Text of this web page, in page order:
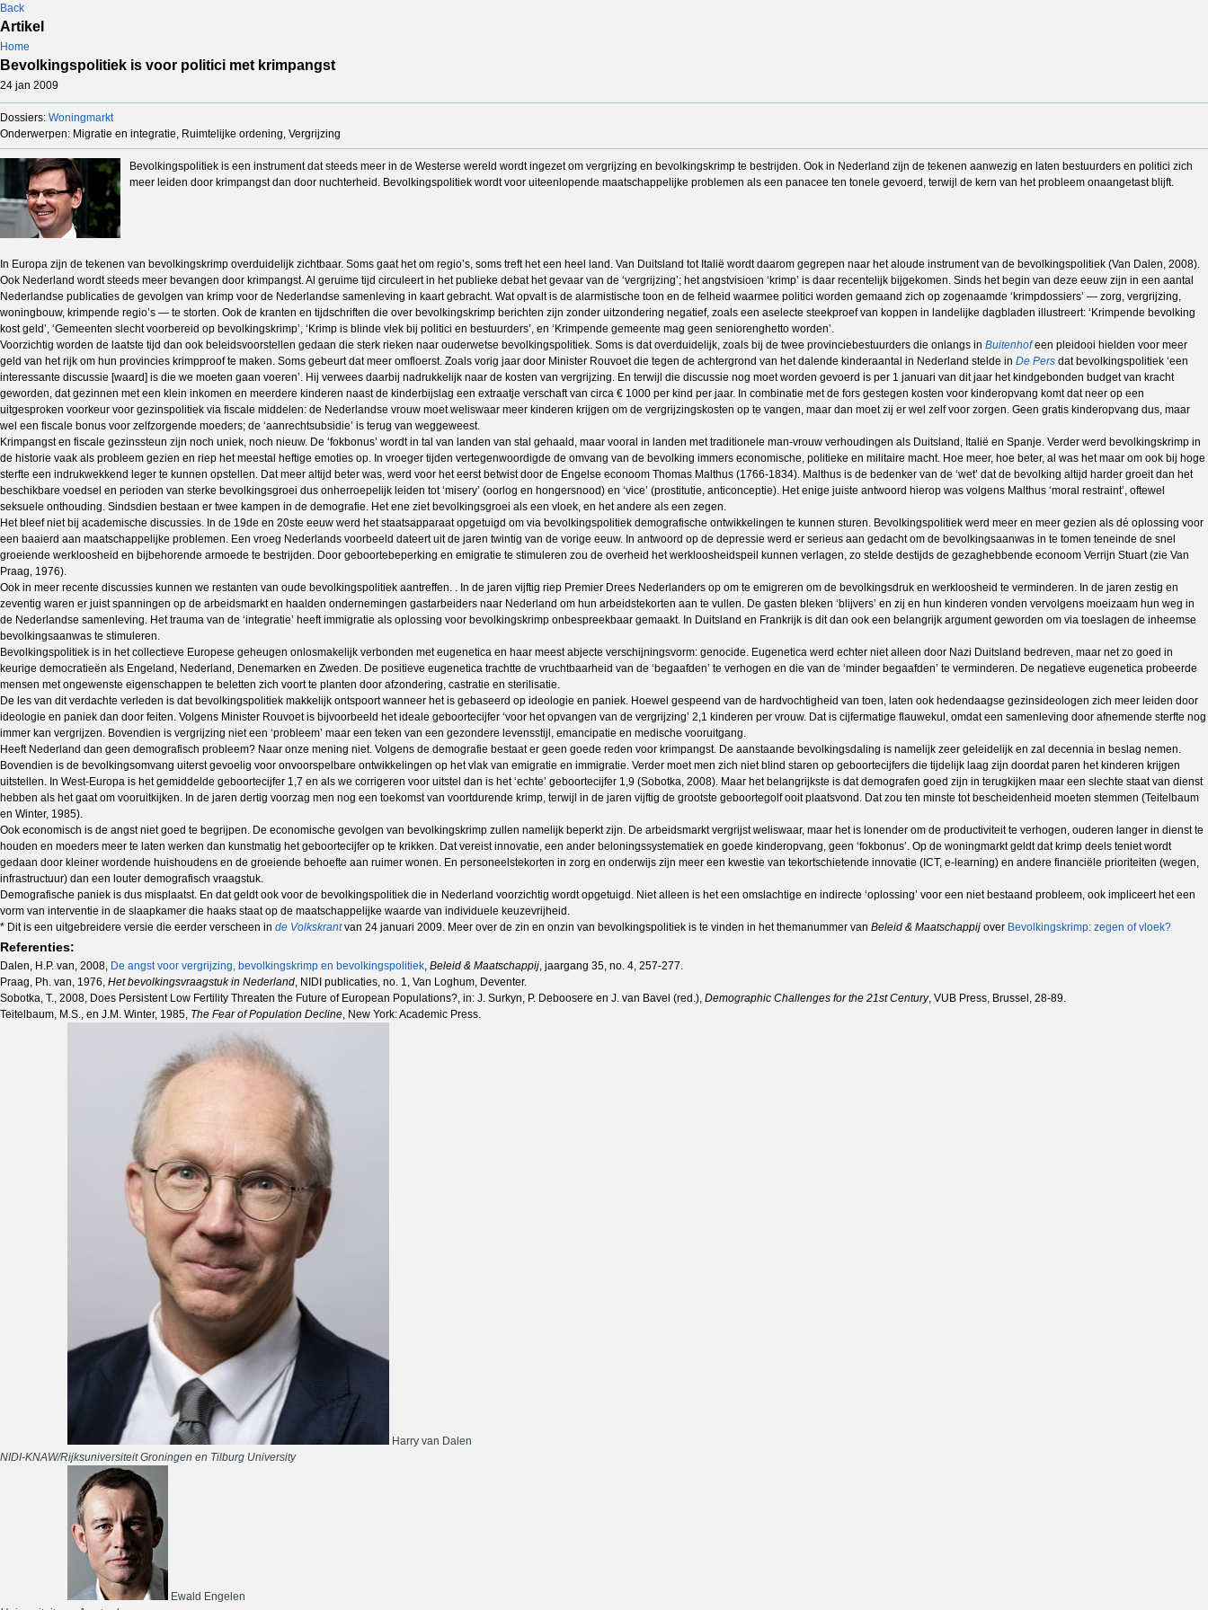
Back
Artikel
Home
Bevolkingspolitiek is voor politici met krimpangst
24 jan 2009
Dossiers: Woningmarkt
Onderwerpen: Migratie en integratie, Ruimtelijke ordening, Vergrijzing
Bevolkingspolitiek is een instrument dat steeds meer in de Westerse wereld wordt ingezet om vergrijzing en bevolkingskrimp te bestrijden. Ook in Nederland zijn de tekenen aanwezig en laten bestuurders en politici zich
meer leiden door krimpangst dan door nuchterheid. Bevolkingspolitiek wordt voor uiteenlopende maatschappelijke problemen als een panacee ten tonele gevoerd, terwijl de kern van het probleem onaangetast blijft.
In Europa zijn de tekenen van bevolkingskrimp overduidelijk zichtbaar. Soms gaat het om regio’s, soms treft het een heel land. Van Duitsland tot Italië wordt daarom gegrepen naar het aloude instrument van de bevolkingspolitiek (Van Dalen, 2008).
Ook Nederland wordt steeds meer bevangen door krimpangst. Al geruime tijd circuleert in het publieke debat het gevaar van de ‘vergrijzing’; het angstvisioen ‘krimp’ is daar recentelijk bijgekomen. Sinds het begin van deze eeuw zijn in een aantal
Nederlandse publicaties de gevolgen van krimp voor de Nederlandse samenleving in kaart gebracht. Wat opvalt is de alarmistische toon en de felheid waarmee politici worden gemaand zich op zogenaamde ‘krimpdossiers’ — zorg, vergrijzing,
woningbouw, krimpende regio’s — te storten. Ook de kranten en tijdschriften die over bevolkingskrimp berichten zijn zonder uitzondering negatief, zoals een aselecte steekproef van koppen in landelijke dagbladen illustreert: ‘Krimpende bevolking
kost geld’, ‘Gemeenten slecht voorbereid op bevolkingskrimp’, ‘Krimp is blinde vlek bij politici en bestuurders’, en ‘Krimpende gemeente mag geen seniorenghetto worden’.
Voorzichtig worden de laatste tijd dan ook beleidsvoorstellen gedaan die sterk rieken naar ouderwetse bevolkingspolitiek. Soms is dat overduidelijk, zoals bij de twee provinciebestuurders die onlangs in Buitenhofeen pleidooi hielden voor meer
geld van het rijk om hun provincies krimpproof te maken. Soms gebeurt dat meer omfloerst. Zoals vorig jaar door Minister Rouvoet die tegen de achtergrond van het dalende kinderaantal in Nederland stelde in De Pers dat bevolkingspolitiek ‘een
interessante discussie [waard] is die we moeten gaan voeren’. Hij verwees daarbij nadrukkelijk naar de kosten van vergrijzing. En terwijl die discussie nog moet worden gevoerd is per 1 januari van dit jaar het kindgebonden budget van kracht
geworden, dat gezinnen met een klein inkomen en meerdere kinderen naast de kinderbijslag een extraatje verschaft van circa € 1000 per kind per jaar. In combinatie met de fors gestegen kosten voor kinderopvang komt dat neer op een
uitgesproken voorkeur voor gezinspolitiek via fiscale middelen: de Nederlandse vrouw moet weliswaar meer kinderen krijgen om de vergrijzingskosten op te vangen, maar dan moet zij er wel zelf voor zorgen. Geen gratis kinderopvang dus, maar
wel een fiscale bonus voor zelfzorgende moeders; de ‘aanrechtsubsidie’ is terug van weggeweest.
Krimpangst en fiscale gezinssteun zijn noch uniek, noch nieuw. De ‘fokbonus’ wordt in tal van landen van stal gehaald, maar vooral in landen met traditionele man-vrouw verhoudingen als Duitsland, Italië en Spanje. Verder werd bevolkingskrimp in
de historie vaak als probleem gezien en riep het meestal heftige emoties op. In vroeger tijden vertegenwoordigde de omvang van de bevolking immers economische, politieke en militaire macht. Hoe meer, hoe beter, al was het maar om ook bij hoge
sterfte een indrukwekkend leger te kunnen opstellen. Dat meer altijd beter was, werd voor het eerst betwist door de Engelse econoom Thomas Malthus (1766-1834). Malthus is de bedenker van de ‘wet’ dat de bevolking altijd harder groeit dan het
beschikbare voedsel en perioden van sterke bevolkingsgroei dus onherroepelijk leiden tot ‘misery’ (oorlog en hongersnood) en ‘vice’ (prostitutie, anticonceptie). Het enige juiste antwoord hierop was volgens Malthus ‘moral restraint’, oftewel
seksuele onthouding. Sindsdien bestaan er twee kampen in de demografie. Het ene ziet bevolkingsgroei als een vloek, en het andere als een zegen.
Het bleef niet bij academische discussies. In de 19de en 20ste eeuw werd het staatsapparaat opgetuigd om via bevolkingspolitiek demografische ontwikkelingen te kunnen sturen. Bevolkingspolitiek werd meer en meer gezien als dé oplossing voor
een baaierd aan maatschappelijke problemen. Een vroeg Nederlands voorbeeld dateert uit de jaren twintig van de vorige eeuw. In antwoord op de depressie werd er serieus aan gedacht om de bevolkingsaanwas in te tomen teneinde de snel
groeiende werkloosheid en bijbehorende armoede te bestrijden. Door geboortebeperking en emigratie te stimuleren zou de overheid het werkloosheidspeil kunnen verlagen, zo stelde destijds de gezaghebbende econoom Verrijn Stuart (zie Van
Praag, 1976).
Ook in meer recente discussies kunnen we restanten van oude bevolkingspolitiek aantreffen. . In de jaren vijftig riep Premier Drees Nederlanders op om te emigreren om de bevolkingsdruk en werkloosheid te verminderen. In de jaren zestig en
zeventig waren er juist spanningen op de arbeidsmarkt en haalden ondernemingen gastarbeiders naar Nederland om hun arbeidstekorten aan te vullen. De gasten bleken ‘blijvers’ en zij en hun kinderen vonden vervolgens moeizaam hun weg in
de Nederlandse samenleving. Het trauma van de ‘integratie’ heeft immigratie als oplossing voor bevolkingskrimp onbespreekbaar gemaakt. In Duitsland en Frankrijk is dit dan ook een belangrijk argument geworden om via toeslagen de inheemse
bevolkingsaanwas te stimuleren.
Bevolkingspolitiek is in het collectieve Europese geheugen onlosmakelijk verbonden met eugenetica en haar meest abjecte verschijningsvorm: genocide. Eugenetica werd echter niet alleen door Nazi Duitsland bedreven, maar net zo goed in
keurige democratieën als Engeland, Nederland, Denemarken en Zweden. De positieve eugenetica trachtte de vruchtbaarheid van de ‘begaafden’ te verhogen en die van de ‘minder begaafden’ te verminderen. De negatieve eugenetica probeerde
mensen met ongewenste eigenschappen te beletten zich voort te planten door afzondering, castratie en sterilisatie.
De les van dit verdachte verleden is dat bevolkingspolitiek makkelijk ontspoort wanneer het is gebaseerd op ideologie en paniek. Hoewel gespeend van de hardvochtigheid van toen, laten ook hedendaagse gezinsideologen zich meer leiden door
ideologie en paniek dan door feiten. Volgens Minister Rouvoet is bijvoorbeeld het ideale geboortecijfer ‘voor het opvangen van de vergrijzing’ 2,1 kinderen per vrouw. Dat is cijfermatige flauwekul, omdat een samenleving door afnemende sterfte nog
immer kan vergrijzen. Bovendien is vergrijzing niet een ‘probleem’ maar een teken van een gezondere levensstijl, emancipatie en medische vooruitgang.
Heeft Nederland dan geen demografisch probleem? Naar onze mening niet. Volgens de demografie bestaat er geen goede reden voor krimpangst. De aanstaande bevolkingsdaling is namelijk zeer geleidelijk en zal decennia in beslag nemen.
Bovendien is de bevolkingsomvang uiterst gevoelig voor onvoorspelbare ontwikkelingen op het vlak van emigratie en immigratie. Verder moet men zich niet blind staren op geboortecijfers die tijdelijk laag zijn doordat paren het kinderen krijgen
uitstellen. In West-Europa is het gemiddelde geboortecijfer 1,7 en als we corrigeren voor uitstel dan is het ‘echte’ geboortecijfer 1,9 (Sobotka, 2008). Maar het belangrijkste is dat demografen goed zijn in terugkijken maar een slechte staat van dienst
hebben als het gaat om vooruitkijken. In de jaren dertig voorzag men nog een toekomst van voortdurende krimp, terwijl in de jaren vijftig de grootste geboortegolf ooit plaatsvond. Dat zou ten minste tot bescheidenheid moeten stemmen (Teitelbaum
en Winter, 1985).
Ook economisch is de angst niet goed te begrijpen. De economische gevolgen van bevolkingskrimp zullen namelijk beperkt zijn. De arbeidsmarkt vergrijst weliswaar, maar het is lonender om de productiviteit te verhogen, ouderen langer in dienst te
houden en moeders meer te laten werken dan kunstmatig het geboortecijfer op te krikken. Dat vereist innovatie, een ander beloningssystematiek en goede kinderopvang, geen ‘fokbonus’. Op de woningmarkt geldt dat krimp deels teniet wordt
gedaan door kleiner wordende huishoudens en de groeiende behoefte aan ruimer wonen. En personeelstekorten in zorg en onderwijs zijn meer een kwestie van tekortschietende innovatie (ICT, e-learning) en andere financiële prioriteiten (wegen,
infrastructuur) dan een louter demografisch vraagstuk.
Demografische paniek is dus misplaatst. En dat geldt ook voor de bevolkingspolitiek die in Nederland voorzichtig wordt opgetuigd. Niet alleen is het een omslachtige en indirecte ‘oplossing’ voor een niet bestaand probleem, ook impliceert het een
vorm van interventie in de slaapkamer die haaks staat op de maatschappelijke waarde van individuele keuzevrijheid.
* Dit is een uitgebreidere versie die eerder verscheen in de Volkskrant van 24 januari 2009. Meer over de zin en onzin van bevolkingspolitiek is te vinden in het themanummer van Beleid & Maatschappij over Bevolkingskrimp: zegen of vloek?
Referenties:
Dalen, H.P. van, 2008, De angst voor vergrijzing, bevolkingskrimp en bevolkingspolitiek, Beleid & Maatschappij, jaargang 35, no. 4, 257-277.
Praag, Ph. van, 1976, Het bevolkingsvraagstuk in Nederland, NIDI publicaties, no. 1, Van Loghum, Deventer.
Sobotka, T., 2008, Does Persistent Low Fertility Threaten the Future of European Populations?, in: J. Surkyn, P. Deboosere en J. van Bavel (red.), Demographic Challenges for the 21st Century, VUB Press, Brussel, 28-89.
Teitelbaum, M.S., en J.M. Winter, 1985, The Fear of Population Decline, New York: Academic Press.
Harry van Dalen
NIDI-KNAW/Rijksuniversiteit Groningen en Tilburg University
Ewald Engelen